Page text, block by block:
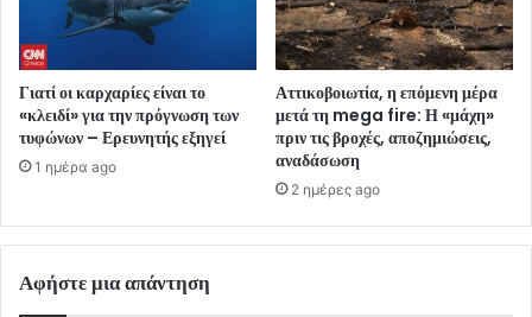
Γιατί οι καρχαρίες είναι το
«κλειδί» για την πρόγνωση των
τυφώνων – Ερευνητής εξηγεί
1 ημέρα ago
Αττικοβοιωτία, η επόμενη μέρα
μετά τη mega fire: Η «μάχη»
πριν τις βροχές, αποζημιώσεις,
αναδάσωση
2 ημέρες ago
Αφήστε μια απάντηση